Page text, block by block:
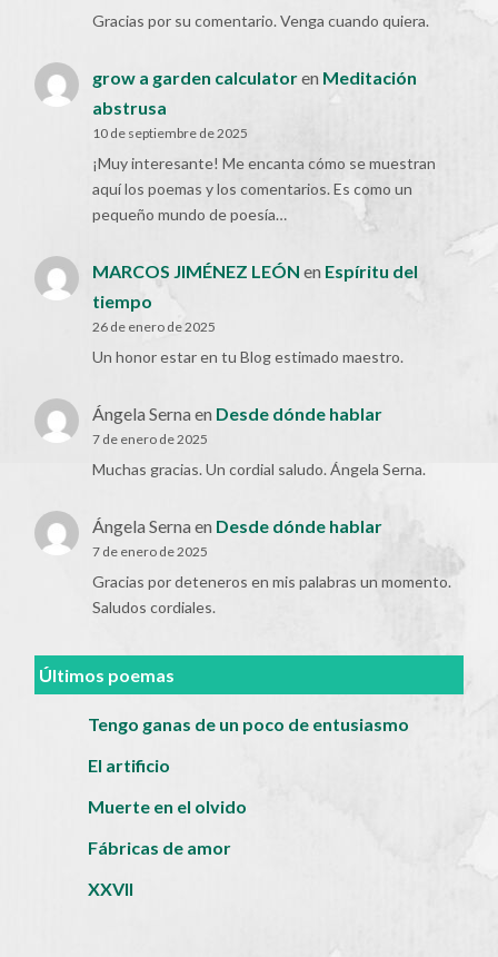
Gracias por su comentario. Venga cuando quiera.
grow a garden calculatoren Meditación
abstrusa
10 de septiembre de 2025
¡Muy interesante! Me encanta cómo se muestran
aquí los poemas y los comentarios. Es como un
pequeño mundo de poesía…
MARCOS JIMÉNEZ LEÓN en Espíritu del
tiempo
26 de enero de 2025
Un honor estar en tu Blog estimado maestro.
Ángela Serna en Desde dónde hablar
7 de enero de 2025
Muchas gracias. Un cordial saludo. Ángela Serna.
Ángela Serna en Desde dónde hablar
7 de enero de 2025
Gracias por deteneros en mis palabras un momento.
Saludos cordiales.
Últimos poemas
Tengo ganas de un poco de entusiasmo
El artificio
Muerte en el olvido
Fábricas de amor
XXVII